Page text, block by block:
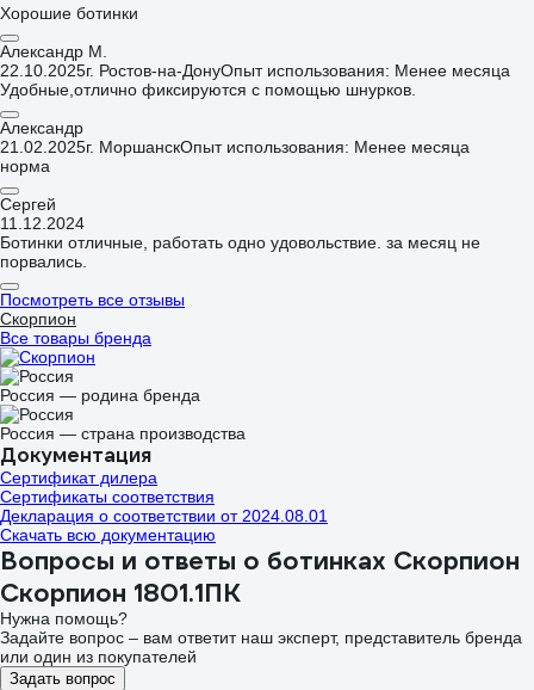
Хорошие ботинки
Александр М.
22.10.2025г. Ростов-на-ДонуОпыт использования: Менее месяца
Удобные,отлично фиксируются с помощью шнурков.
Александр
21.02.2025г. МоршанскОпыт использования: Менее месяца
норма
Сергей
11.12.2024
Ботинки отличные, работать одно удовольствие. за месяц не
порвались.
Посмотреть все отзывы
Скорпион
Все товары бренда
Россия — родина бренда
Россия — страна производства
Документация
Сертификат дилера
Сертификаты соответствия
Декларация о соответствии от 2024.08.01
Скачать всю документацию
Вопросы и ответы о ботинках Скорпион
Скорпион 1801.1ПК
Нужна помощь?
Задайте вопрос – вам ответит наш эксперт, представитель бренда
или один из покупателей
Задать вопрос